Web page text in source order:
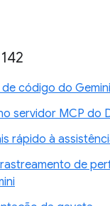
código do Gemini
servidor MCP do
rápido à
de